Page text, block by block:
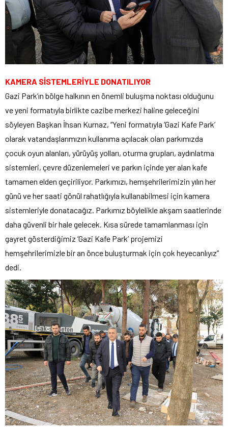
KAMERA SİSTEMLERİYLE DONATILIYOR
Gazi Park’ın bölge halkının en önemli buluşma noktası olduğunu
ve yeni formatıyla birlikte cazibe merkezi haline geleceğini
söyleyen Başkan İhsan Kurnaz, “Yeni formatıyla ‘Gazi Kafe Park’
olarak vatandaşlarımızın kullanıma açılacak olan parkımızda
çocuk oyun alanları, yürüyüş yolları, oturma grupları, aydınlatma
sistemleri, çevre düzenlemeleri ve parkın içinde yer alan kafe
tamamen elden geçiriliyor. Parkımızı, hemşehrilerimizin yılın her
günü ve her saati gönül rahatlığıyla kullanabilmesi için kamera
sistemleriyle donatacağız. Parkımız böylelikle akşam saatlerinde
daha güvenli bir hale gelecek. Kısa sürede tamamlanması için
gayret gösterdiğimiz ‘Gazi Kafe Park’ projemizi
hemşehrilerimizle bir an önce buluşturmak için çok heyecanlıyız”
dedi.